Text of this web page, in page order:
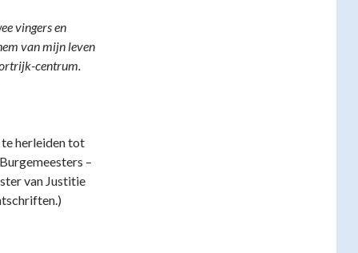
vingers en
van mijn leven
centrum.
herleiden tot
–
van Justitie